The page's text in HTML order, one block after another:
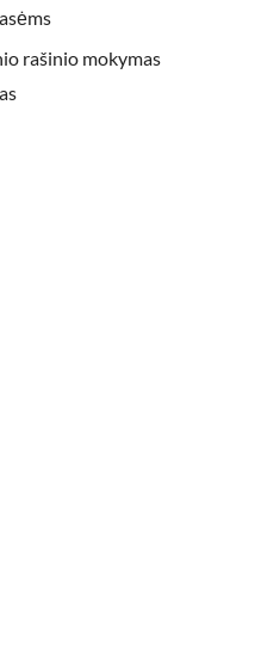
rašinio mokymas